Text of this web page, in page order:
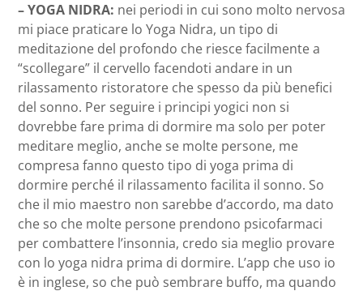
– YOGA NIDRA: nei periodi in cui sono molto nervosa
mi piace praticare lo Yoga Nidra, un tipo di
meditazione del profondo che riesce facilmente a
“scollegare” il cervello facendoti andare in un
rilassamento ristoratore che spesso da più benefici
del sonno. Per seguire i principi yogici non si
dovrebbe fare prima di dormire ma solo per poter
meditare meglio, anche se molte persone, me
compresa fanno questo tipo di yoga prima di
dormire perché il rilassamento facilita il sonno. So
che il mio maestro non sarebbe d’accordo, ma dato
che so che molte persone prendono psicofarmaci
per combattere l’insonnia, credo sia meglio provare
con lo yoga nidra prima di dormire. L’app che uso io
è in inglese, so che può sembrare buffo, ma quando